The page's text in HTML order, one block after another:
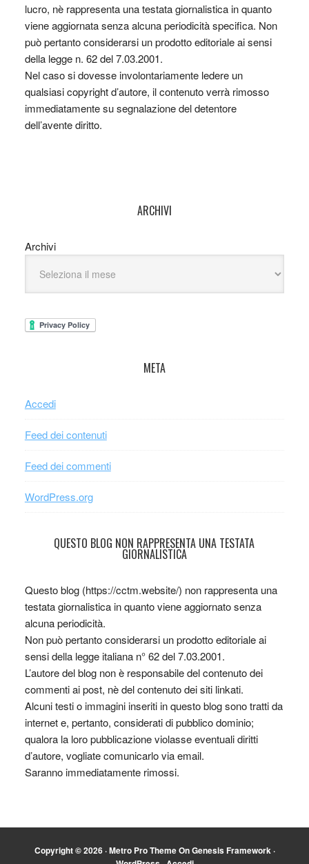
lucro, nè rappresenta una testata giornalistica in quanto
viene aggiornata senza alcuna periodicità specifica. Non
può pertanto considerarsi un prodotto editoriale ai sensi
della legge n. 62 del 7.03.2001.
Nel caso si dovesse involontariamente ledere un
qualsiasi copyright d’autore, il contenuto verrà rimosso
immediatamente su segnalazione del detentore
dell’avente diritto.
ARCHIVI
Archivi
META
Accedi
Feed dei contenuti
Feed dei commenti
WordPress.org
QUESTO BLOG NON RAPPRESENTA UNA TESTATA
GIORNALISTICA
Questo blog (https://cctm.website/) non rappresenta una
testata giornalistica in quanto viene aggiornato senza
alcuna periodicità.
Non può pertanto considerarsi un prodotto editoriale ai
sensi della legge italiana n° 62 del 7.03.2001.
L’autore del blog non è responsabile del contenuto dei
commenti ai post, nè del contenuto dei siti linkati.
Alcuni testi o immagini inseriti in questo blog sono tratti da
internet e, pertanto, considerati di pubblico dominio;
qualora la loro pubblicazione violasse eventuali diritti
d’autore, vogliate comunicarlo via email.
Saranno immediatamente rimossi.
Copyright © 2026 ·Metro Pro ThemeOnGenesis Framework·